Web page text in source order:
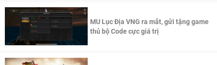
MU Lục Địa VNG ra mắt, gửi tặng game
thủ bộ Code cực giá trị